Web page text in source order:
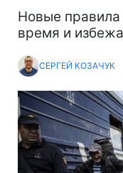
Новые правила
время и
СЕРГЕЙ КОЗАЧУК